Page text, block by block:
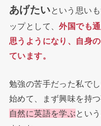
あげたいという思い
ップとして、外国でも
思うようになり、自身
ています。
勉強の苦手だった私で
始めて、まず興味を持
自然に英語を学ぶとい